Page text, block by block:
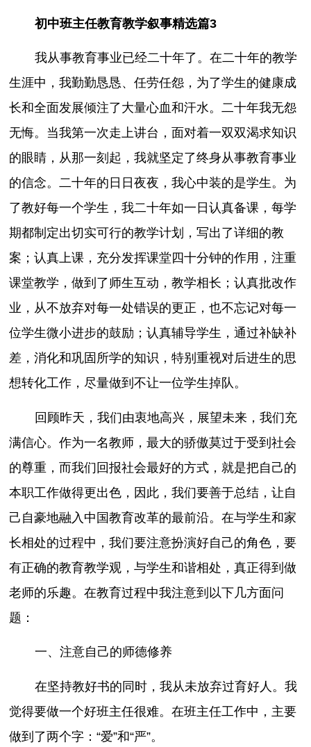
初中班主任教育教学叙事精选篇3
我从事教育事业已经二十年了。在二十年的教学
生涯中，我勤勤恳恳、任劳任怨，为了学生的健康成
长和全面发展倾注了大量心血和汗水。二十年我无怨
无悔。当我第一次走上讲台，面对着一双双渴求知识
的眼睛，从那一刻起，我就坚定了终身从事教育事业
的信念。二十年的日日夜夜，我心中装的是学生。为
了教好每一个学生，我二十年如一日认真备课，每学
期都制定出切实可行的教学计划，写出了详细的教
案；认真上课，充分发挥课堂四十分钟的作用，注重
课堂教学，做到了师生互动，教学相长；认真批改作
业，从不放弃对每一处错误的更正，也不忘记对每一
位学生微小进步的鼓励；认真辅导学生，通过补缺补
差，消化和巩固所学的知识，特别重视对后进生的思
想转化工作，尽量做到不让一位学生掉队。
回顾昨天，我们由衷地高兴，展望未来，我们充
满信心。作为一名教师，最大的骄傲莫过于受到社会
的尊重，而我们回报社会最好的方式，就是把自己的
本职工作做得更出色，因此，我们要善于总结，让自
己自豪地融入中国教育改革的最前沿。在与学生和家
长相处的过程中，我们要注意扮演好自己的角色，要
有正确的教育教学观，与学生和谐相处，真正得到做
老师的乐趣。在教育过程中我注意到以下几方面问
题：
一、注意自己的师德修养
在坚持教好书的同时，我从未放弃过育好人。我
觉得要做一个好班主任很难。在班主任工作中，主要
做到了两个字：“爱”和“严”。